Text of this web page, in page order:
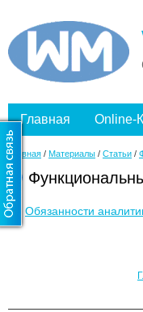
Главная Online-
Главная / Материалы / Статьи /
Обязанности